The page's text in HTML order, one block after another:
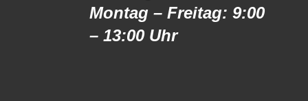
Montag – Freitag: 9:00
– 13:00 Uhr